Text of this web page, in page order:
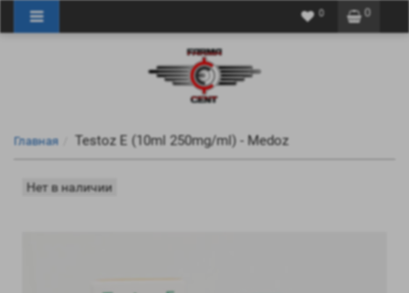
0
0
Главная Testoz E (10ml 250mg/ml) - Medoz
Нет в наличии